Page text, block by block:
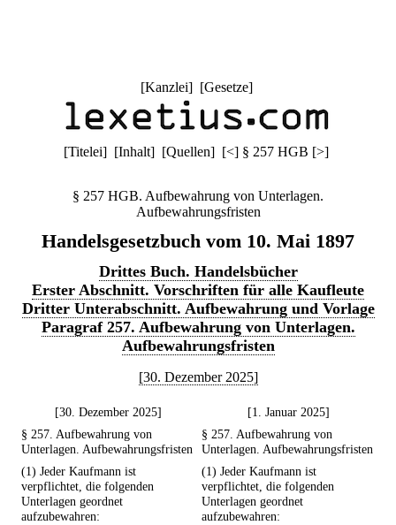
[Kanzlei] [Gesetze]
[Titelei] [Inhalt] [Quellen] [<] § 257 HGB [>]
§ 257 HGB. Aufbewahrung von Unterlagen.
Aufbewahrungsfristen
Handelsgesetzbuch vom 10. Mai 1897
Drittes Buch. Handelsbücher
Erster Abschnitt. Vorschriften für alle Kaufleute
Dritter Unterabschnitt. Aufbewahrung und Vorlage
Paragraf 257. Aufbewahrung von Unterlagen.
Aufbewahrungsfristen
[30. Dezember 2025]
[30. Dezember 2025]
[1. Januar 2025]
§ 257. Aufbewahrung von
Unterlagen. Aufbewahrungsfristen
§ 257. Aufbewahrung von
Unterlagen. Aufbewahrungsfristen
(1) Jeder Kaufmann ist
verpflichtet, die folgenden
Unterlagen geordnet
aufzubewahren:
(1) Jeder Kaufmann ist
verpflichtet, die folgenden
Unterlagen geordnet
aufzubewahren: